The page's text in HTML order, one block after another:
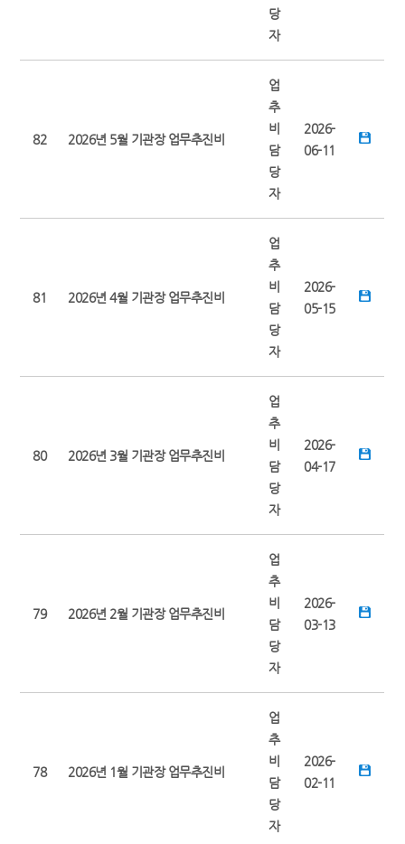
당
자
82 2026년 5월 기관장 업무추진비
업
추
비
담
당
자
2026-
06-11
81 2026년 4월 기관장 업무추진비
업
추
비
담
당
자
2026-
05-15
80 2026년 3월 기관장 업무추진비
업
추
비
담
당
자
2026-
04-17
79 2026년 2월 기관장 업무추진비
업
추
비
담
당
자
2026-
03-13
78 2026년 1월 기관장 업무추진비
업
추
비
담
당
자
2026-
02-11